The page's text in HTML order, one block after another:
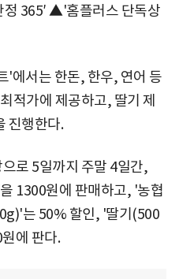
365′ ▲'홈플러스 단독상
'에서는 한돈, 한우, 연어 등
적가에 제공하고, 딸기 제
진행한다.
로 5일까지 주말 4일간,
1300원에 판매하고, '농협
는 50% 할인, '딸기(500
에 판다.